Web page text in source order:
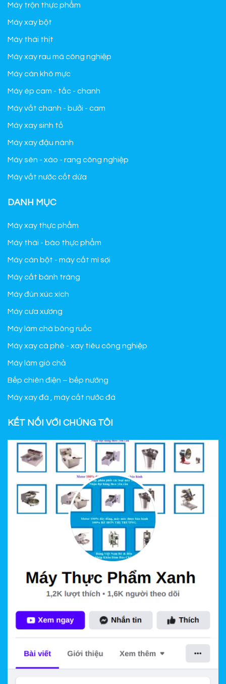
Máy trộn thực phẩm
Máy xay bột
Máy thái thịt
Máy xay rau má công nghiệp
Máy cán khô mực
Máy ép cam - tắc - chanh
Máy vắt chanh - bưởi - cam
Máy xay sinh tố
Máy xay đậu nành
Máy sên - xào - rang công nghiệp
Máy vắt nước cốt dừa
DANH MỤC
Máy xay thực phẩm
Máy thái - bào thực phẩm
Máy cán bột - máy cắt mì sợi
Máy cắt bánh tráng
Máy đùn xúc xích
Máy cưa xương
Máy làm chà bông ruốc
Máy xay cà phê - xay tiêu công nghiệp
Máy làm giò chả
Bếp chiên điện – bếp nướng
Máy xay đá , máy cắt nước đá
KẾT NỐI VỚI CHÚNG TÔI